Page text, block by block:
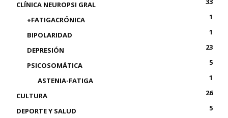
CLÍNICA NEUROPSI GRAL
+FATIGACRÓNICA
1
BIPOLARIDAD
1
DEPRESIÓN
23
PSICOSOMÁTICA
5
ASTENIA-FATIGA
1
CULTURA
26
DEPORTE Y SALUD
5